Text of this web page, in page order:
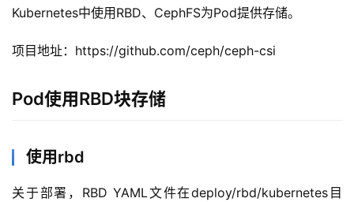
Kubernetes中使用RBD、CephFS为Pod提供存储。
项目地址：https://github.com/ceph/ceph-csi
Pod使用RBD块存储
使用rbd
关于部署，RBD YAML文件在deploy/rbd/kubernetes目